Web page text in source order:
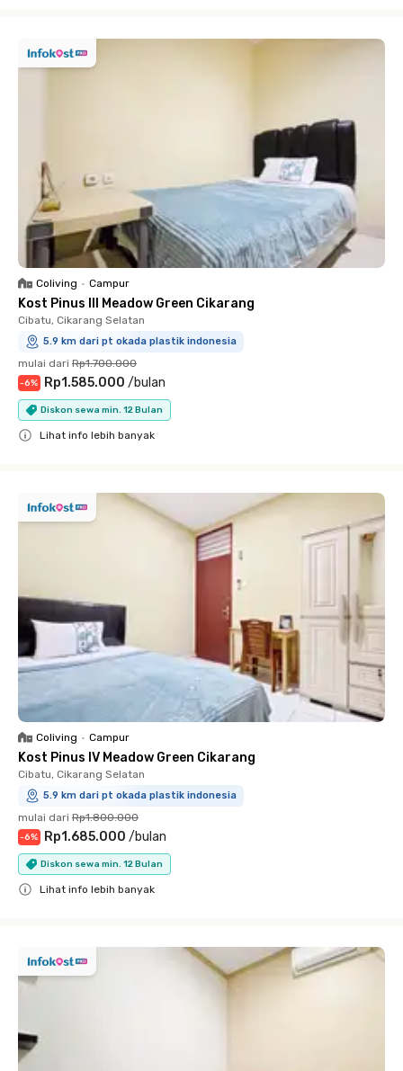
Coliving • Campur
Kost Pinus III Meadow Green Cikarang
Cibatu, Cikarang Selatan
5.9 km dari pt okada plastik indonesia
mulai dari Rp1.700.000
-6% Rp1.585.000 /bulan
Diskon sewa min. 12 Bulan
Lihat info lebih banyak
Coliving • Campur
Kost Pinus IV Meadow Green Cikarang
Cibatu, Cikarang Selatan
5.9 km dari pt okada plastik indonesia
mulai dari Rp1.800.000
-6% Rp1.685.000 /bulan
Diskon sewa min. 12 Bulan
Lihat info lebih banyak